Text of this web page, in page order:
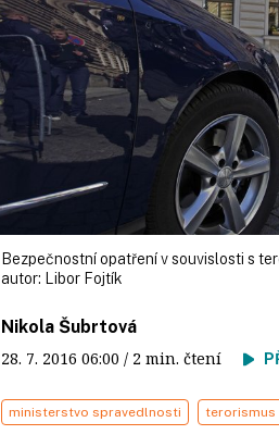
Bezpečnostní opatření v souvislosti s
autor: Libor Fojtík
Nikola Šubrtová
28. 7. 2016 06:00 / 2 min. čtení
ministerstvo spravedlnosti terorismus